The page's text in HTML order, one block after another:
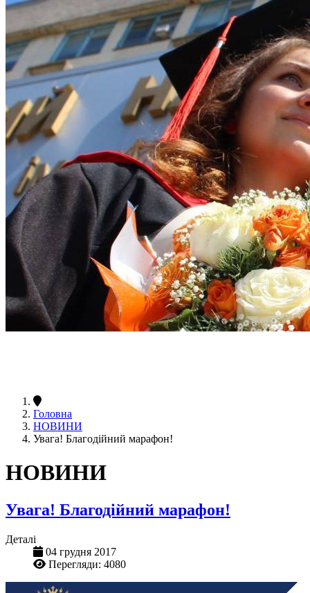
Головна
НОВИНИ
Увага! Благодійний марафон!
НОВИНИ
Увага! Благодійний марафон!
Деталі
04 грудня 2017
Перегляди: 4080